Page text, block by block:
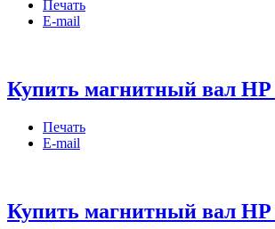
Печать
E-mail
Купить магнитный вал HP
Печать
E-mail
Купить магнитный вал HP